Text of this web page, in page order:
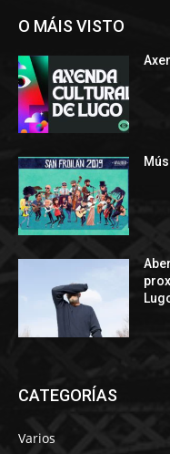
O MÁIS VISTO
CATEGORÍAS
Varios